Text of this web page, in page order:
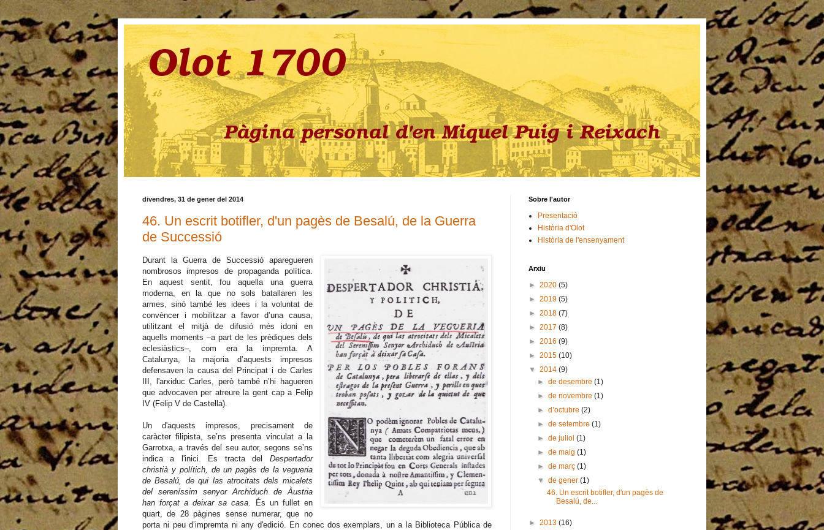
divendres, 31 de gener del 2014
46. Un escrit botifler, d'un pagès de Besalú, de la Guerra
de Successió
Durant la Guerra de Successió aparegueren
nombrosos impresos de propaganda política.
En aquest sentit, fou aquella una guerra
moderna, en la que no sols batallaren les
armes, sinó també les idees i la voluntat de
convèncer i mobilitzar a favor d’una causa,
utilitzant el mitjà de difusió més idoni en
aquells moments –a part de les prèdiques dels
eclesiàstics–, com era la impremta. A
Catalunya, la majoria d’aquests impresos
defensaven la causa del Principat i de Carles
III, l'arxiduc Carles, però també n’hi hagueren
que advocaven per atreure la gent cap a Felip
IV (Felip V de Castella).
Un d'aquests impresos, precisament de
caràcter filipista, se’ns presenta vinculat a la
Garrotxa, a través del seu autor, segons se’ns
indica a l'inici. Es tracta del Despertador
christià y polítich, de un pagès de la vegueria
de Besalú, de qui las atrocitats dels micalets
del sereníssim senyor Archiduch de Àustria
han forçat a deixar sa casa . És un fullet en
quart, de 28 pàgines sense numerar, que no
porta ni peu d’impremta ni any d'edició. En conec dos exemplars, un a la Biblioteca Pública de
Sobre l'autor
Presentació
Història d'Olot
Història de l'ensenyament
Arxiu
► 2020 (5)
► 2019 (5)
► 2018 (7)
► 2017 (8)
► 2016 (9)
► 2015 (10)
▼ 2014 (9)
►de desembre(1)
►de novembre(1)
►d’octubre(2)
►de setembre(1)
►de juliol(1)
►de maig(1)
►de març(1)
▼de gener(1)
46. Un escrit botifler, d'un pagès de
Besalú, de...
► 2013 (16)